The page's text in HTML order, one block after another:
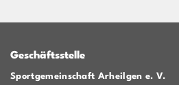
Geschäftsstelle
Sportgemeinschaft Arheilgen e. V.